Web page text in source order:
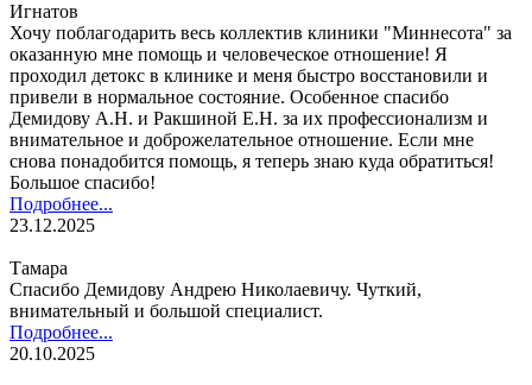
Игнатов
Хочу поблагодарить весь коллектив клиники "Миннесота" за
оказанную мне помощь и человеческое отношение! Я
проходил детокс в клинике и меня быстро восстановили и
привели в нормальное состояние. Особенное спасибо
Демидову А.Н. и Ракшиной Е.Н. за их профессионализм и
внимательное и доброжелательное отношение. Если мне
снова понадобится помощь, я теперь знаю куда обратиться!
Большое спасибо!
Подробнее...
23.12.2025
Тамара
Спасибо Демидову Андрею Николаевичу. Чуткий,
внимательный и большой специалист.
Подробнее...
20.10.2025